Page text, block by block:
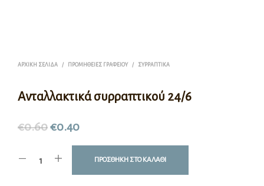
ΑΡΧΙΚΉ ΣΕΛΊΔΑ / ΠΡΟΜΉΘΕΙΕΣ ΓΡΑΦΕΊΟΥ / ΣΥΡΡΑΠΤΙΚΆ
Ανταλλακτικά συρραπτικού 24/6
€0.60€0.40
ΠΡΟΣΘΉΚΗ ΣΤΟ ΚΑΛΆΘΙ